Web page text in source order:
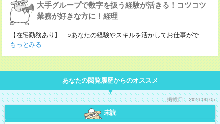
大手グループで数字を扱う経験が活きる！コツコツ
業務が好きな方に！経理
【在宅勤務あり】 ○あなたの経験やスキルを活かしてお仕事がで ...
もっとみる
あなたの閲覧履歴からのオススメ
掲載日：2026.08.05
未読